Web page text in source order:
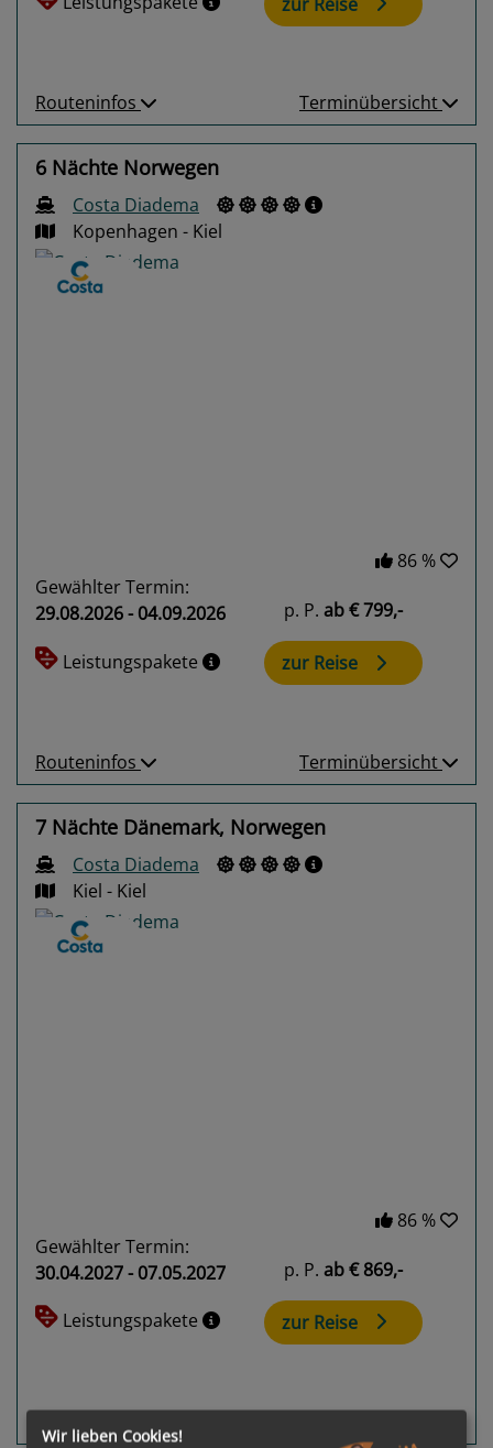
Routeninfos Terminübersicht
6 Nächte Norwegen
Costa Diadema
Kopenhagen - Kiel
86 %
Gewählter Termin:
29.08.2026 - 04.09.2026
Leistungspakete
p. P. ab€ 799,-
zur Reise
Routeninfos Terminübersicht
7 Nächte Dänemark, Norwegen
Costa Diadema
Kiel - Kiel
86 %
Gewählter Termin:
30.04.2027 - 07.05.2027
Leistungspakete
p. P. ab€ 869,-
zur Reise
Wir lieben Cookies!